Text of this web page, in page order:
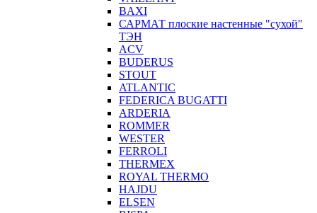
BAXI
САРМАТ плоские настенные "сухой"
ТЭН
ACV
BUDERUS
STOUT
ATLANTIC
FEDERICA BUGATTI
ARDERIA
ROMMER
WESTER
FERROLI
THERMEX
ROYAL THERMO
HAJDU
ELSEN